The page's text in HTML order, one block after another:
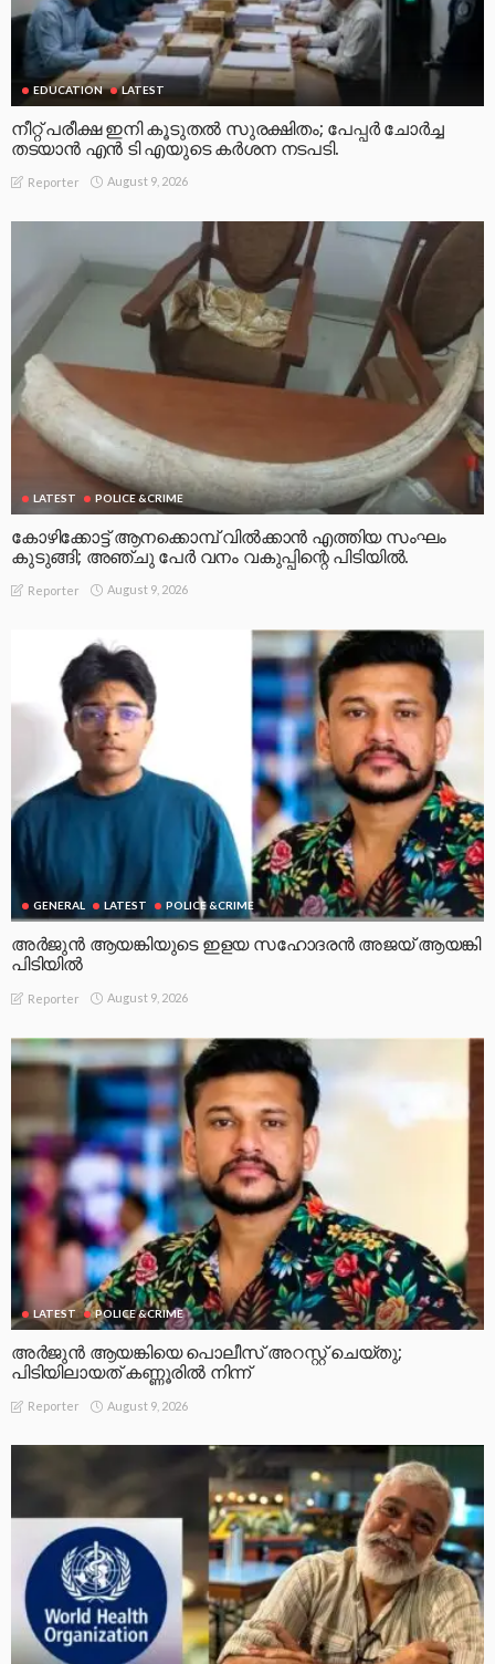
EDUCATION LATEST
നീറ്റ് പരീക്ഷ ഇനി കൂടുതൽ സുരക്ഷിതം; പേപ്പർ ചോർച്ച
തടയാൻ എൻ ടി എയുടെ കർശന നടപടി.
Reporter August 9, 2026
LATEST POLICE &CRIME
കോഴിക്കോട്ട് ആനക്കൊമ്പ് വിൽക്കാൻ എത്തിയ സംഘം
കുടുങ്ങി; അഞ്ചു പേർ വനം വകുപ്പിന്റെ പിടിയിൽ.
Reporter August 9, 2026
GENERAL LATEST POLICE &CRIME
അർജുൻ ആയങ്കിയുടെ ഇളയ സഹോദരൻ അജയ് ആയങ്കി
പിടിയിൽ
Reporter August 9, 2026
LATEST POLICE &CRIME
അർജുൻ ആയങ്കിയെ പൊലീസ് അറസ്റ്റ് ചെയ്‌തു;
പിടിയിലായത് കണ്ണൂരിൽ നിന്ന്
Reporter August 9, 2026